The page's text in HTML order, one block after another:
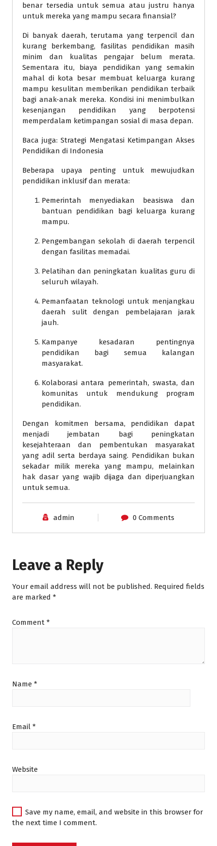
benar tersedia untuk semua atau justru hanya
untuk mereka yang mampu secara finansial?
Di banyak daerah, terutama yang terpencil dan
kurang berkembang, fasilitas pendidikan masih
minim dan kualitas pengajar belum merata.
Sementara itu, biaya pendidikan yang semakin
mahal di kota besar membuat keluarga kurang
mampu kesulitan memberikan pendidikan terbaik
bagi anak-anak mereka. Kondisi ini menimbulkan
kesenjangan pendidikan yang berpotensi
memperdalam ketimpangan sosial di masa depan.
Baca juga: Strategi Mengatasi Ketimpangan Akses
Pendidikan di Indonesia
Beberapa upaya penting untuk mewujudkan
pendidikan inklusif dan merata:
Pemerintah menyediakan beasiswa dan
bantuan pendidikan bagi keluarga kurang
mampu.
Pengembangan sekolah di daerah terpencil
dengan fasilitas memadai.
Pelatihan dan peningkatan kualitas guru di
seluruh wilayah.
Pemanfaatan teknologi untuk menjangkau
daerah sulit dengan pembelajaran jarak
jauh.
Kampanye kesadaran pentingnya
pendidikan bagi semua kalangan
masyarakat.
Kolaborasi antara pemerintah, swasta, dan
komunitas untuk mendukung program
pendidikan.
Dengan komitmen bersama, pendidikan dapat
menjadi jembatan bagi peningkatan
kesejahteraan dan pembentukan masyarakat
yang adil serta berdaya saing. Pendidikan bukan
sekadar milik mereka yang mampu, melainkan
hak dasar yang wajib dijaga dan diperjuangkan
untuk semua.
admin 0 Comments
Leave a Reply
Your email address will not be published. Required fields
are marked *
Comment *
Name *
Email *
Website
Save my name, email, and website in this browser for
the next time I comment.